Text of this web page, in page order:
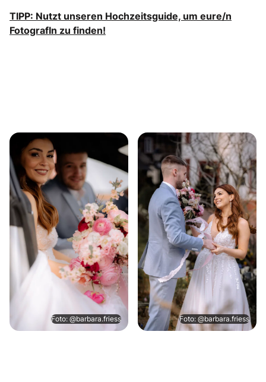
TIPP: Nutzt unseren Hochzeitsguide, um eure/n
FotografIn zu finden!
Foto: @barbara.friess Foto: @barbara.friess